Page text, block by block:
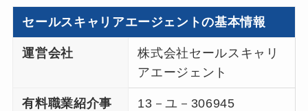
セールスキャリアエージェントの基本情報
運営会社
株式会社セールスキャリ
アエージェント
有料職業紹介事
13－ユ－306945